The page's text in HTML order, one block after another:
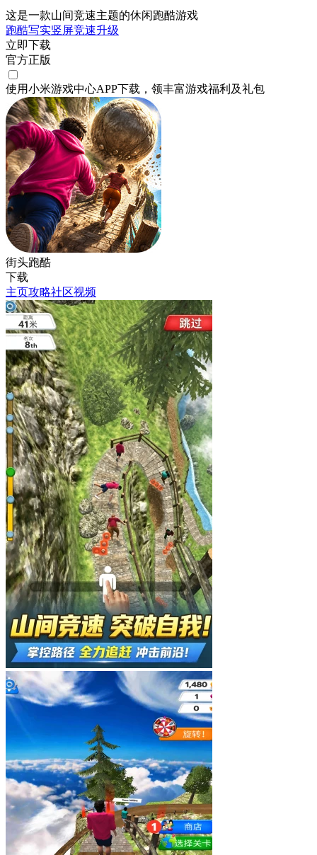
这是一款山间竞速主题的休闲跑酷游戏
跑酷写实竖屏竞速升级
立即下载
官方正版
使用小米游戏中心APP下载 ，领丰富游戏福利 及礼包
街头跑酷
下载
主页攻略社区视频